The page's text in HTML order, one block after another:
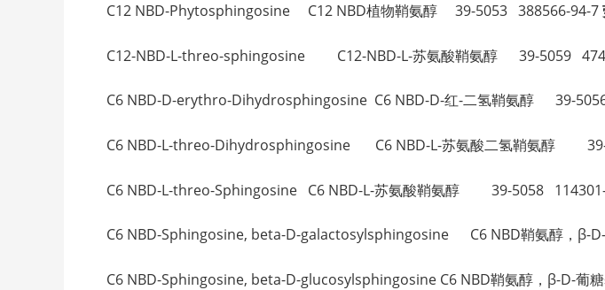
C12 NBD-Phytosphingosine C12 NBD植物鞘氨醇 39-5053 388566-94-7
C12-NBD-L-threo-sphingosine C12-NBD-L-苏氨酸鞘氨醇 39-5059
C6 NBD-D-erythro-Dihydrosphingosine C6 NBD-D-红-二氢鞘氨醇 39-
C6 NBD-L-threo-Dihydrosphingosine C6 NBD-L-苏氨酸二氢鞘氨醇
C6 NBD-L-threo-Sphingosine C6 NBD-L-苏氨酸鞘氨醇 39-5058
C6 NBD-Sphingosine, beta-D-galactosylsphingosine C6 NBD鞘氨醇，
C6 NBD-Sphingosine, beta-D-glucosylsphingosine C6 NBD鞘氨醇，β-D-葡